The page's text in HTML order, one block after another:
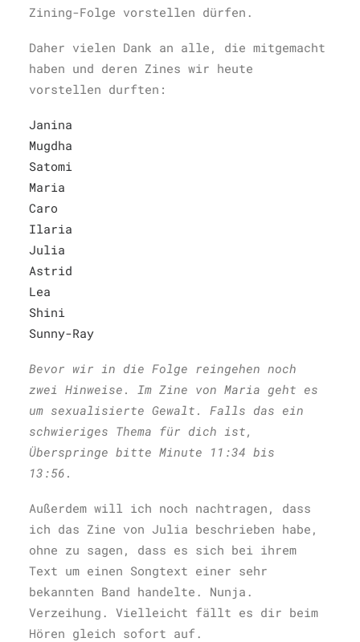
Zining-Folge vorstellen dürfen.
Daher vielen Dank an alle, die mitgemacht
haben und deren Zines wir heute
vorstellen durften:
Janina
Mugdha
Satomi
Maria
Caro
Ilaria
Julia
Astrid
Lea
Shini
Sunny-Ray
Bevor wir in die Folge reingehen noch
zwei Hinweise. Im Zine von Maria geht es
um sexualisierte Gewalt. Falls das ein
schwieriges Thema für dich ist,
Überspringe bitte Minute 11:34 bis
13:56.
Außerdem will ich noch nachtragen, dass
ich das Zine von Julia beschrieben habe,
ohne zu sagen, dass es sich bei ihrem
Text um einen Songtext einer sehr
bekannten Band handelte. Nunja.
Verzeihung. Vielleicht fällt es dir beim
Hören gleich sofort auf.